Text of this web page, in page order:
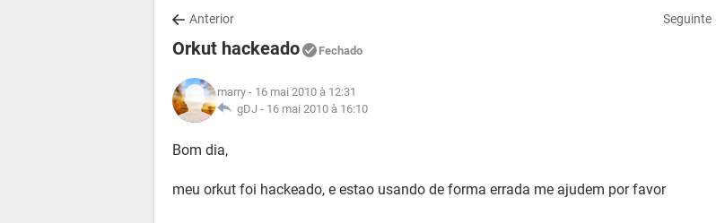
Anterior Seguinte
Orkut hackeado Fechado
marry - 16 mai 2010 à 12:31
gDJ - 16 mai 2010 à 16:10
Bom dia,
meu orkut foi hackeado, e estao usando de forma errada me ajudem por favor